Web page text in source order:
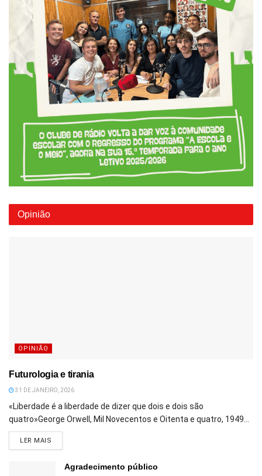
Opinião
OPINIÃO
Futurologia e tirania
31 DE JANEIRO, 2026
«Liberdade é a liberdade de dizer que dois e dois são
quatro»George Orwell, Mil Novecentos e Oitenta e quatro, 1949...
LER MAIS
Agradecimento público